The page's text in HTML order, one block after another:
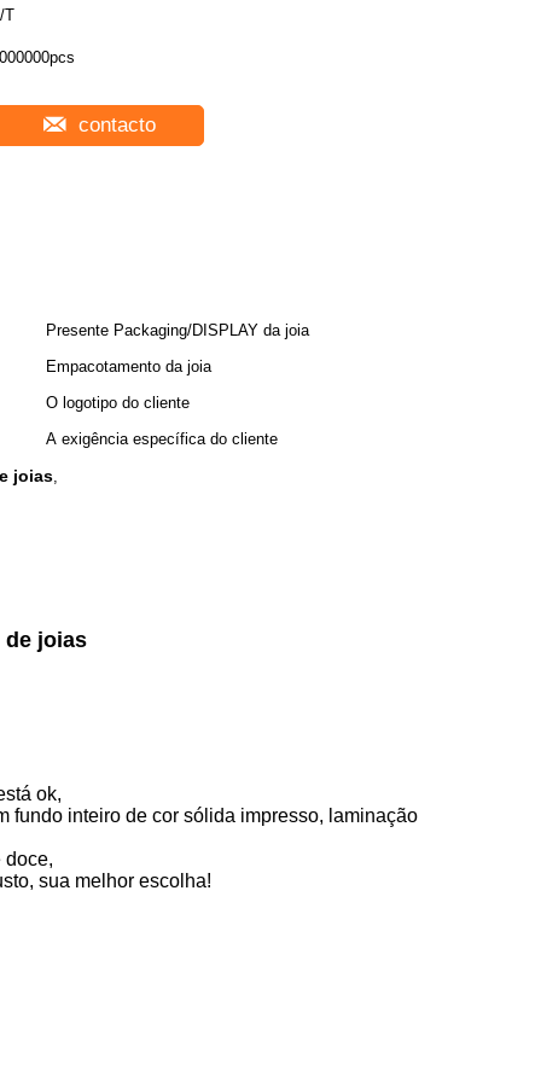
T
contacto
Presente Packaging/DISPLAY da joia
Empacotamento da joia
O logotipo do cliente
A exigência específica do cliente
joias,
de joias
ok,
fundo inteiro de cor sólida impresso, laminação
doce,
sua melhor escolha!